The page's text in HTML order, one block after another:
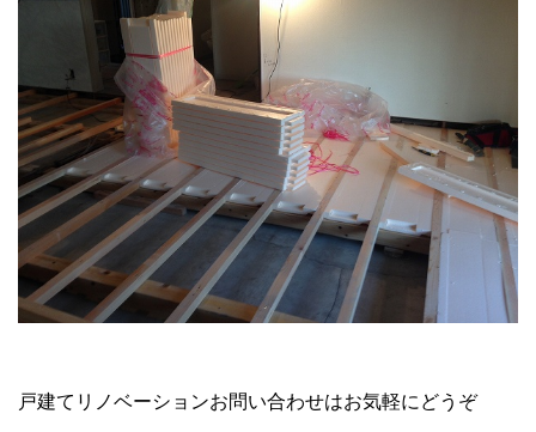
戸建てリノベーションお問い合わせはお気軽にどうぞ